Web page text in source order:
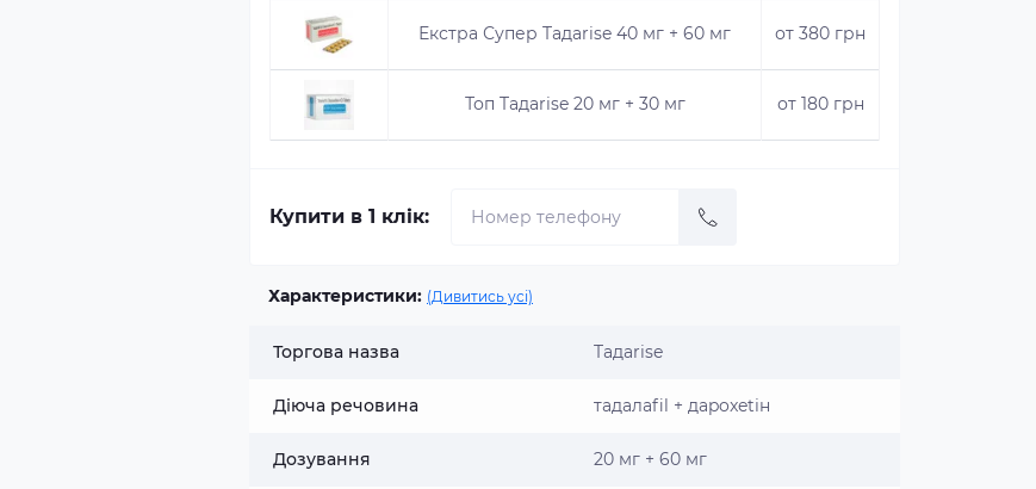
Екстра Супер Taдаrise 40 мг + 60 мг от 380 грн
Топ Taдаrise 20 мг + 30 мг от 180 грн
Купити в 1 клік:
Характеристики: (Дивитись усі)
Торгова назва Taдаrise
Діюча речовина тадалafil + даpoxetін
Дозування 20 мг + 60 мг